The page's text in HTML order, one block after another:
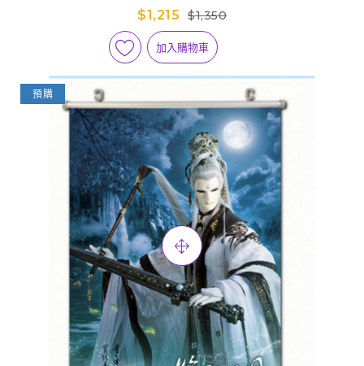
$1,215
$1,350
加入購物車
預購